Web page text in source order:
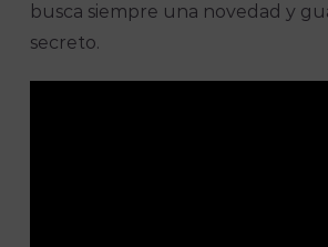
busca siempre una novedad y
secreto.